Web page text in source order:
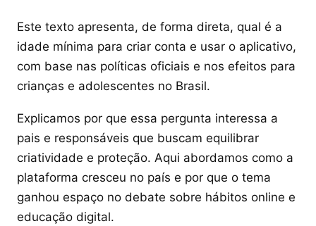
Este texto apresenta, de forma direta, qual é a
idade mínima para criar conta e usar o aplicativo,
com base nas políticas oficiais e nos efeitos para
crianças e adolescentes no Brasil.
Explicamos por que essa pergunta interessa a
pais e responsáveis que buscam equilibrar
criatividade e proteção. Aqui abordamos como a
plataforma cresceu no país e por que o tema
ganhou espaço no debate sobre hábitos online e
educação digital.